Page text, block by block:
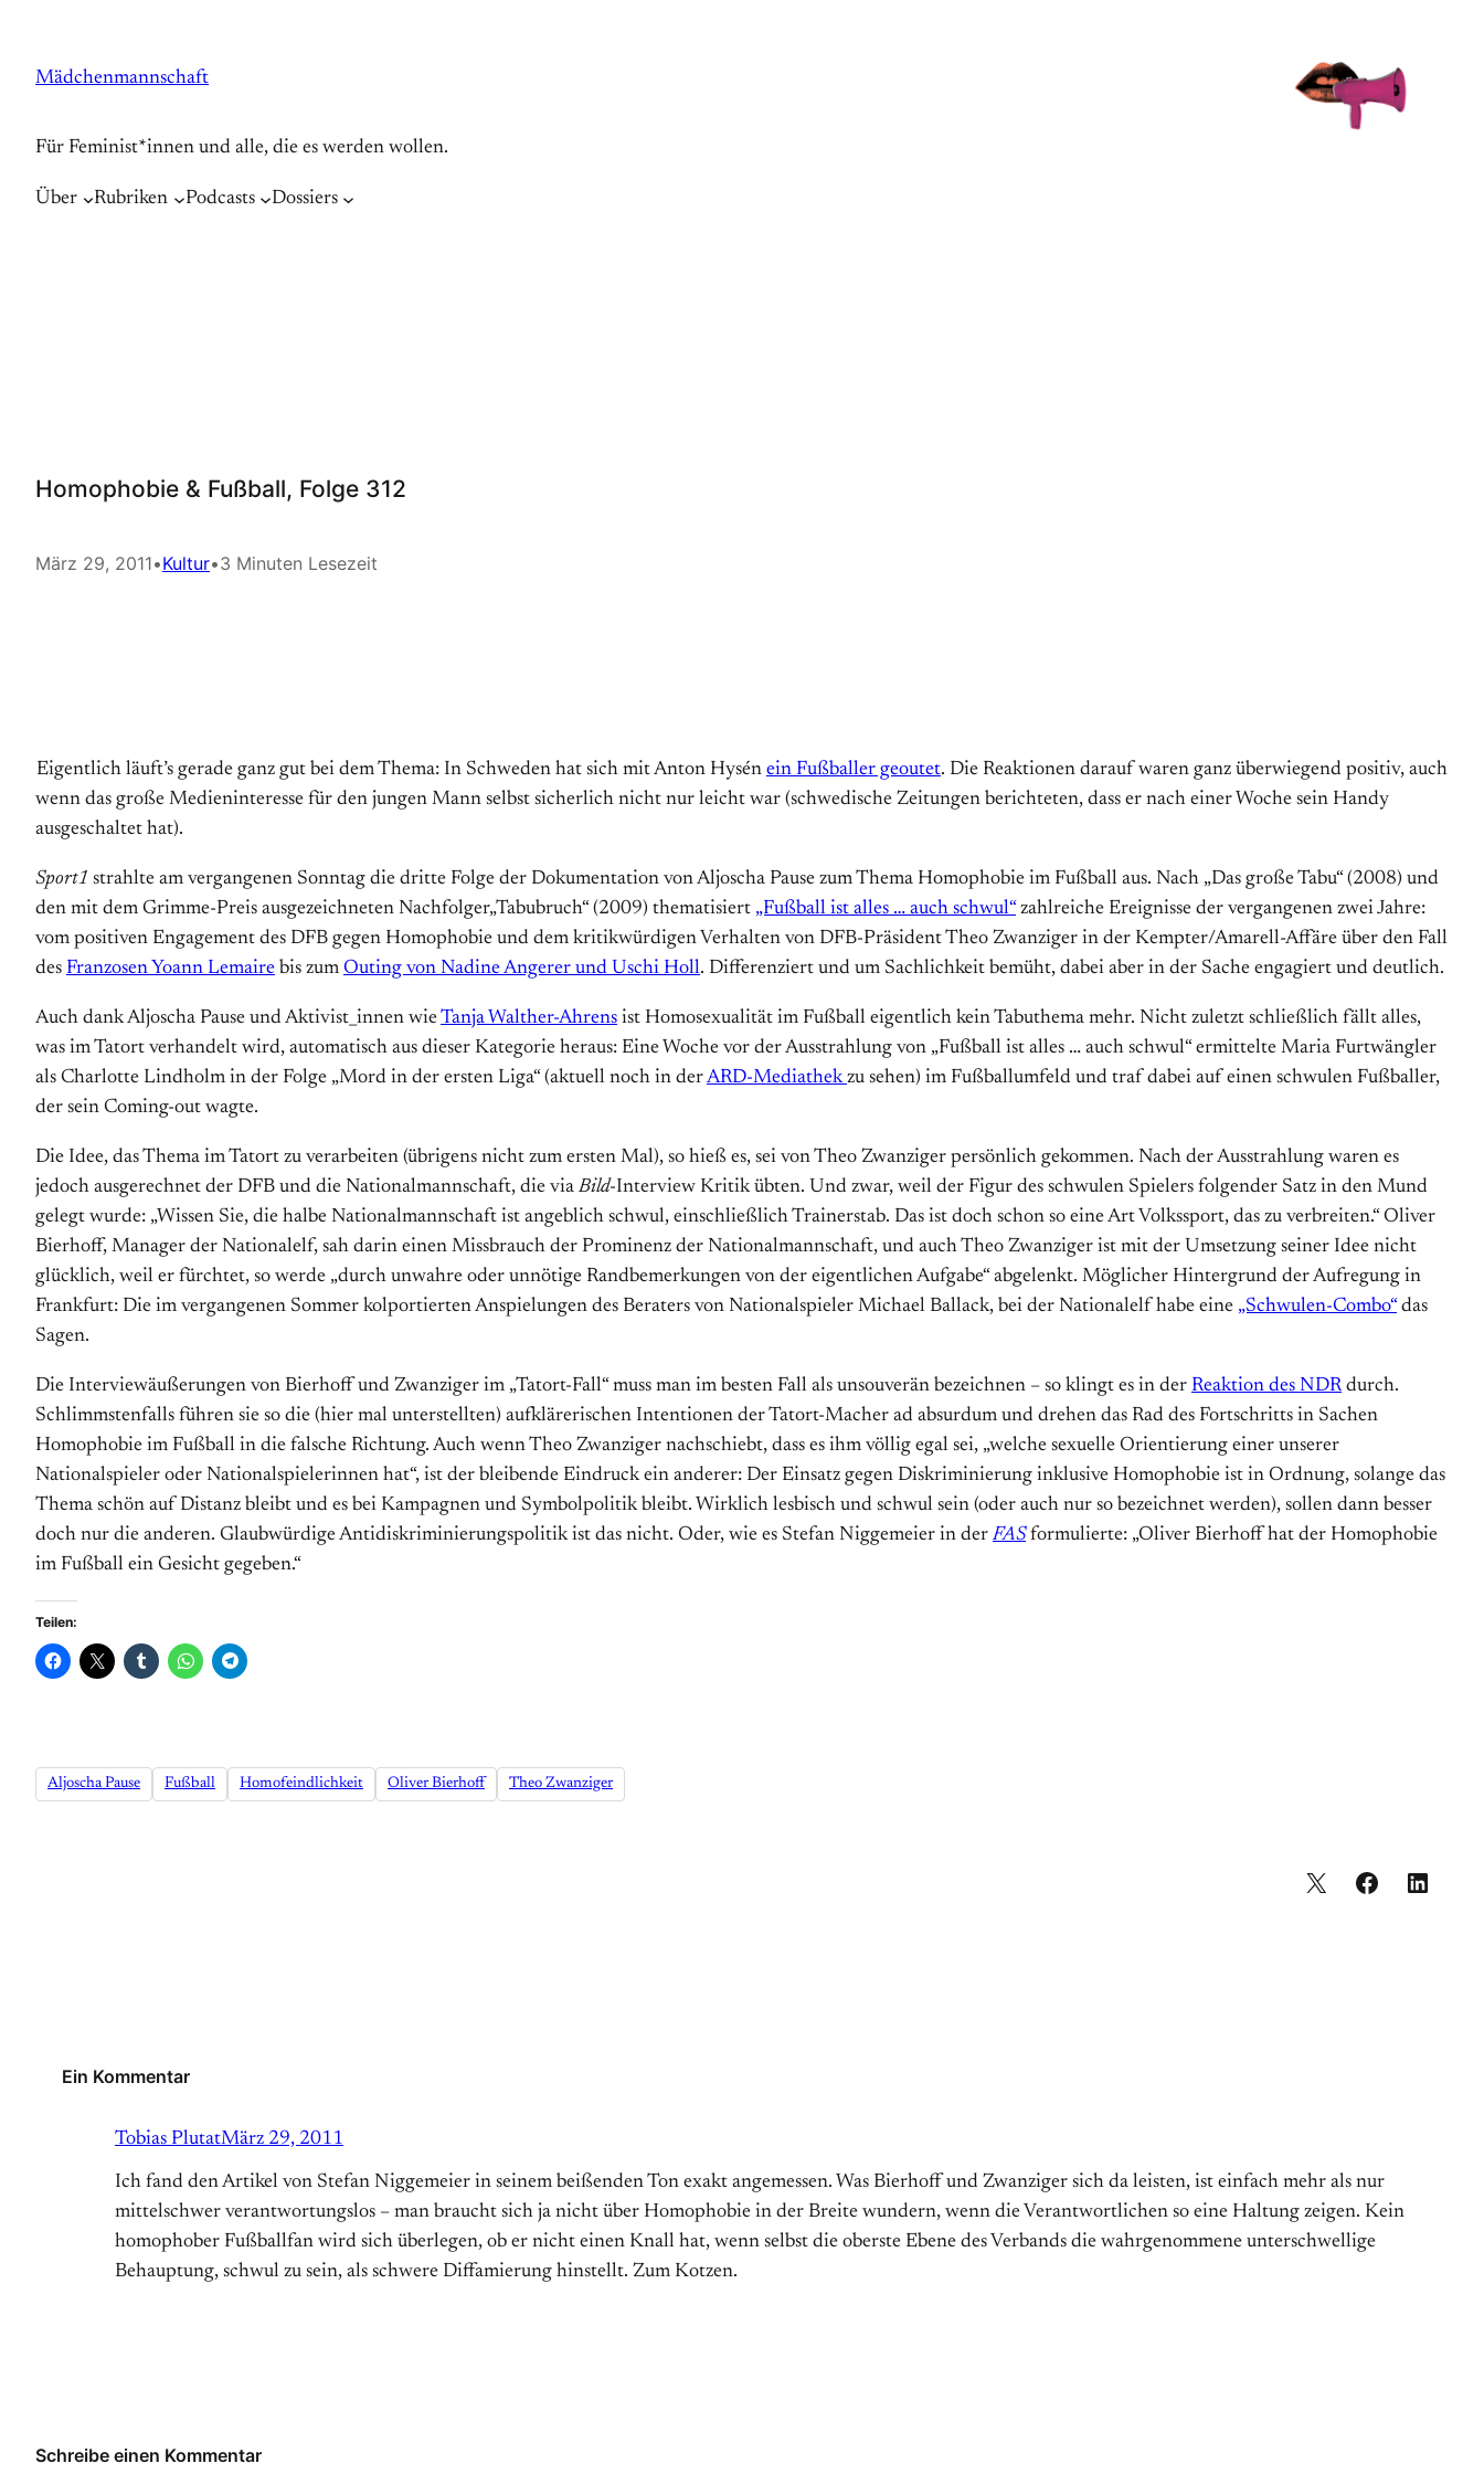
springen
Mädchenmannschaft
Für Feminist*innen und alle, die es werden wollen.
Über Rubriken Podcasts Dossiers
Homophobie & Fußball, Folge 312
März 29, 2011•Kultur•3 Minuten Lesezeit
Eigentlich läuft’s gerade ganz gut bei dem Thema: In Schweden hat sich mit Anton Hysén ein Fußballer geoutet. Die Reaktionen darauf waren ganz überwiegend positiv, auch
wenn das große Medieninteresse für den jungen Mann selbst sicherlich nicht nur leicht war (schwedische Zeitungen berichteten, dass er nach einer Woche sein Handy
ausgeschaltet hat).
Sport1 strahlte am vergangenen Sonntag die dritte Folge der Dokumentation von Aljoscha Pause zum Thema Homophobie im Fußball aus. Nach „Das große Tabu“ (2008) und
den mit dem Grimme-Preis ausgezeichneten Nachfolger„Tabubruch“ (2009) thematisiert „Fußball ist alles … auch schwul“ zahlreiche Ereignisse der vergangenen zwei Jahre:
vom positiven Engagement des DFB gegen Homophobie und dem kritikwürdigen Verhalten von DFB-Präsident Theo Zwanziger in der Kempter/Amarell-Affäre über den Fall
des Franzosen Yoann Lemaire bis zum Outing von Nadine Angerer und Uschi Holl. Differenziert und um Sachlichkeit bemüht, dabei aber in der Sache engagiert und deutlich.
Auch dank Aljoscha Pause und Aktivist_innen wieTanja Walther-Ahrens ist Homosexualität im Fußball eigentlich kein Tabuthema mehr. Nicht zuletzt schließlich fällt alles,
was im Tatort verhandelt wird, automatisch aus dieser Kategorie heraus: Eine Woche vor der Ausstrahlung von „Fußball ist alles … auch schwul“ ermittelte Maria Furtwängler
als Charlotte Lindholm in der Folge „Mord in der ersten Liga“ (aktuell noch in derARD-Mediathekzu sehen) im Fußballumfeld und traf dabei auf einen schwulen Fußballer,
der sein Coming-out wagte.
Die Idee, das Thema im Tatort zu verarbeiten (übrigens nicht zum ersten Mal), so hieß es, sei von Theo Zwanziger persönlich gekommen. Nach der Ausstrahlung waren es
jedoch ausgerechnet der DFB und die Nationalmannschaft, die viaBild-Interview Kritik übten. Und zwar, weil der Figur des schwulen Spielers folgender Satz in den Mund
gelegt wurde: „Wissen Sie, die halbe Nationalmannschaft ist angeblich schwul, einschließlich Trainerstab. Das ist doch schon so eine Art Volkssport, das zu verbreiten.“ Oliver
Bierhoff, Manager der Nationalelf, sah darin einen Missbrauch der Prominenz der Nationalmannschaft, und auch Theo Zwanziger ist mit der Umsetzung seiner Idee nicht
glücklich, weil er fürchtet, so werde „durch unwahre oder unnötige Randbemerkungen von der eigentlichen Aufgabe“ abgelenkt. Möglicher Hintergrund der Aufregung in
Frankfurt: Die im vergangenen Sommer kolportierten Anspielungen des Beraters von Nationalspieler Michael Ballack, bei der Nationalelf habe eine „Schwulen-Combo“ das
Sagen.
Die Interviewäußerungen von Bierhoff und Zwanziger im „Tatort-Fall“ muss man im besten Fall als unsouverän bezeichnen – so klingt es in der Reaktion des NDRdurch.
Schlimmstenfalls führen sie so die (hier mal unterstellten) aufklärerischen Intentionen der Tatort-Macher ad absurdum und drehen das Rad des Fortschritts in Sachen
Homophobie im Fußball in die falsche Richtung. Auch wenn Theo Zwanziger nachschiebt, dass es ihm völlig egal sei, „welche sexuelle Orientierung einer unserer
Nationalspieler oder Nationalspielerinnen hat“, ist der bleibende Eindruck ein anderer: Der Einsatz gegen Diskriminierung inklusive Homophobie ist in Ordnung, solange das
Thema schön auf Distanz bleibt und es bei Kampagnen und Symbolpolitik bleibt. Wirklich lesbisch und schwul sein (oder auch nur so bezeichnet werden), sollen dann besser
doch nur die anderen. Glaubwürdige Antidiskriminierungspolitik ist das nicht. Oder, wie es Stefan Niggemeier in derFASformulierte: „Oliver Bierhoff hat der Homophobie
im Fußball ein Gesicht gegeben.“
Teilen:
Aljoscha Pause Fußball Homofeindlichkeit Oliver Bierhoff Theo Zwanziger
Ein Kommentar
Tobias PlutatMärz 29, 2011
Ich fand den Artikel von Stefan Niggemeier in seinem beißenden Ton exakt angemessen. Was Bierhoff und Zwanziger sich da leisten, ist einfach mehr als nur
mittelschwer verantwortungslos – man braucht sich ja nicht über Homophobie in der Breite wundern, wenn die Verantwortlichen so eine Haltung zeigen. Kein
homophober Fußballfan wird sich überlegen, ob er nicht einen Knall hat, wenn selbst die oberste Ebene des Verbands die wahrgenommene unterschwellige
Behauptung, schwul zu sein, als schwere Diffamierung hinstellt. Zum Kotzen.
Schreibe einen Kommentar